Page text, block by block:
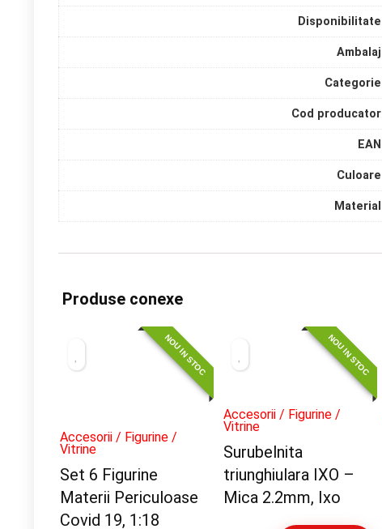
Disponibilitate
Ambalaj
Categorie
Cod producator
EAN
Culoare
Material
Produse conexe
NOU IN STOC
Accesorii / Figurine /
Vitrine
Set 6 Figurine
Materii Periculoase
Covid 19, 1:18
NOU IN STOC
Accesorii / Figurine /
Vitrine
Surubelnita
triunghiulara IXO –
Mica 2.2mm, Ixo